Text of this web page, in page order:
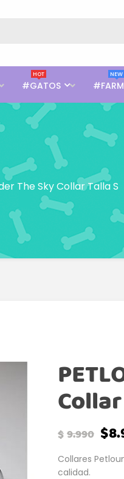
#GATOS
HOT NEW
The Sky Collar Talla S
$9.990 $
Collares
calidad.